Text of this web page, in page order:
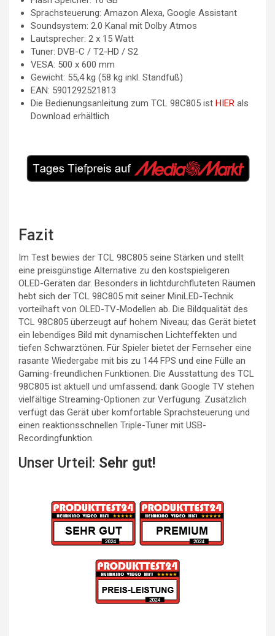
Sprachsteuerung: Amazon Alexa, Google Assistant
Soundsystem: 2.0 Kanal mit Dolby Atmos
Lautsprecher: 2 x 15 Watt
Tuner: DVB-C / T2-HD / S2
VESA: 500 x 600 mm
Gewicht: 55,4 kg (58 kg inkl. Standfuß)
EAN: 5901292521813
Die Bedienungsanleitung zum TCL 98C805 ist HIER als
Download erhältlich
Fazit
Im Test bewies der TCL 98C805 seine Stärken und stellt
eine preisgünstige Alternative zu den kostspieligeren
OLED-Geräten dar. Besonders in lichtdurchfluteten Räumen
hebt sich der TCL 98C805 mit seiner MiniLED-Technik
vorteilhaft von OLED-TV-Modellen ab. Die Bildqualität des
TCL 98C805 überzeugt auf hohem Niveau; das Gerät bietet
ein lebendiges Bild mit dynamischen Lichteffekten und
tiefen Schwarztönen. Für Spieler bietet der Fernseher eine
rasante Wiedergabe mit bis zu 144 FPS und eine Fülle an
Gaming-freundlichen Funktionen. Die Ausstattung des TCL
98C805 ist aktuell und umfassend; dank Google TV stehen
vielfältige Streaming-Optionen zur Verfügung. Zusätzlich
verfügt das Gerät über komfortable Sprachsteuerung und
einen reaktionsschnellen Triple-Tuner mit USB-
Recordingfunktion.
Unser Urteil: Sehr gut!